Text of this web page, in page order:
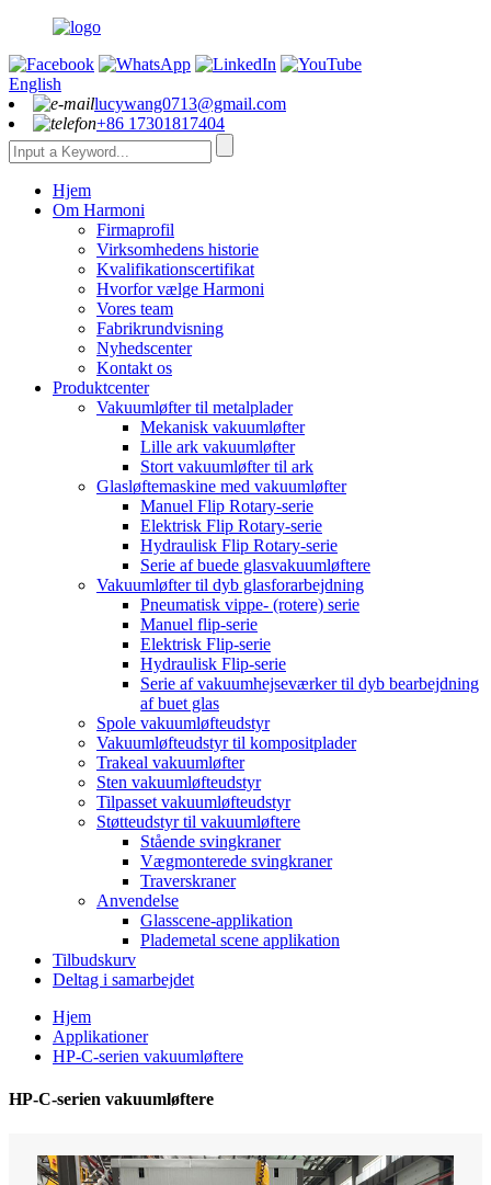
English
lucywang0713@gmail.com
+86 17301817404
Hjem
Om Harmoni
Firmaprofil
Virksomhedens historie
Kvalifikationscertifikat
Hvorfor vælge Harmoni
Vores team
Fabrikrundvisning
Nyhedscenter
Kontakt os
Produktcenter
Vakuumløfter til metalplader
Mekanisk vakuumløfter
Lille ark vakuumløfter
Stort vakuumløfter til ark
Glasløftemaskine med vakuumløfter
Manuel Flip Rotary-serie
Elektrisk Flip Rotary-serie
Hydraulisk Flip Rotary-serie
Serie af buede glasvakuumløftere
Vakuumløfter til dyb glasforarbejdning
Pneumatisk vippe- (rotere) serie
Manuel flip-serie
Elektrisk Flip-serie
Hydraulisk Flip-serie
Serie af vakuumhejseværker til dyb bearbejdning
af buet glas
Spole vakuumløfteudstyr
Vakuumløfteudstyr til kompositplader
Trakeal vakuumløfter
Sten vakuumløfteudstyr
Tilpasset vakuumløfteudstyr
Støtteudstyr til vakuumløftere
Stående svingkraner
Vægmonterede svingkraner
Traverskraner
Anvendelse
Glasscene-applikation
Plademetal scene applikation
Tilbudskurv
Deltag i samarbejdet
Hjem
Applikationer
HP-C-serien vakuumløftere
HP-C-serien vakuumløftere